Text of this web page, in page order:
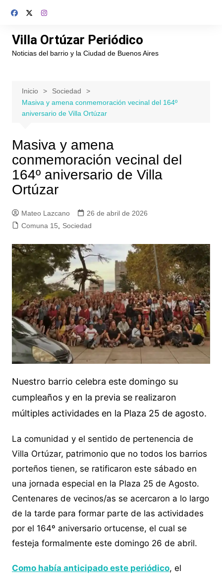
Villa Ortúzar Periódico
Noticias del barrio y la Ciudad de Buenos Aires
Inicio
Sociedad
Masiva y amena conmemoración vecinal del 164º
aniversario de Villa Ortúzar
Masiva y amena
conmemoración vecinal del
164º aniversario de Villa
Ortúzar
Mateo Lazcano
26 de abril de 2026
Comuna 15
Sociedad
Nuestro barrio celebra este domingo su
cumpleaños y en la previa se realizaron
múltiples actividades en la Plaza 25 de agosto.
La comunidad y el sentido de pertenencia de
Villa Ortúzar, patrimonio que no todos los barrios
porteños tienen, se ratificaron este sábado en
una jornada especial en la Plaza 25 de Agosto.
Centenares de vecinos/as se acercaron a lo largo
de la tarde para formar parte de las actividades
por el 164º aniversario ortucense, el cual se
festeja formalmente este domingo 26 de abril.
Como había anticipado este periódico, el